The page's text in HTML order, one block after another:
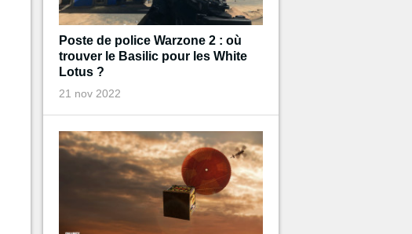
Poste de police Warzone 2 : où
trouver le Basilic pour les White
Lotus ?
21 nov 2022